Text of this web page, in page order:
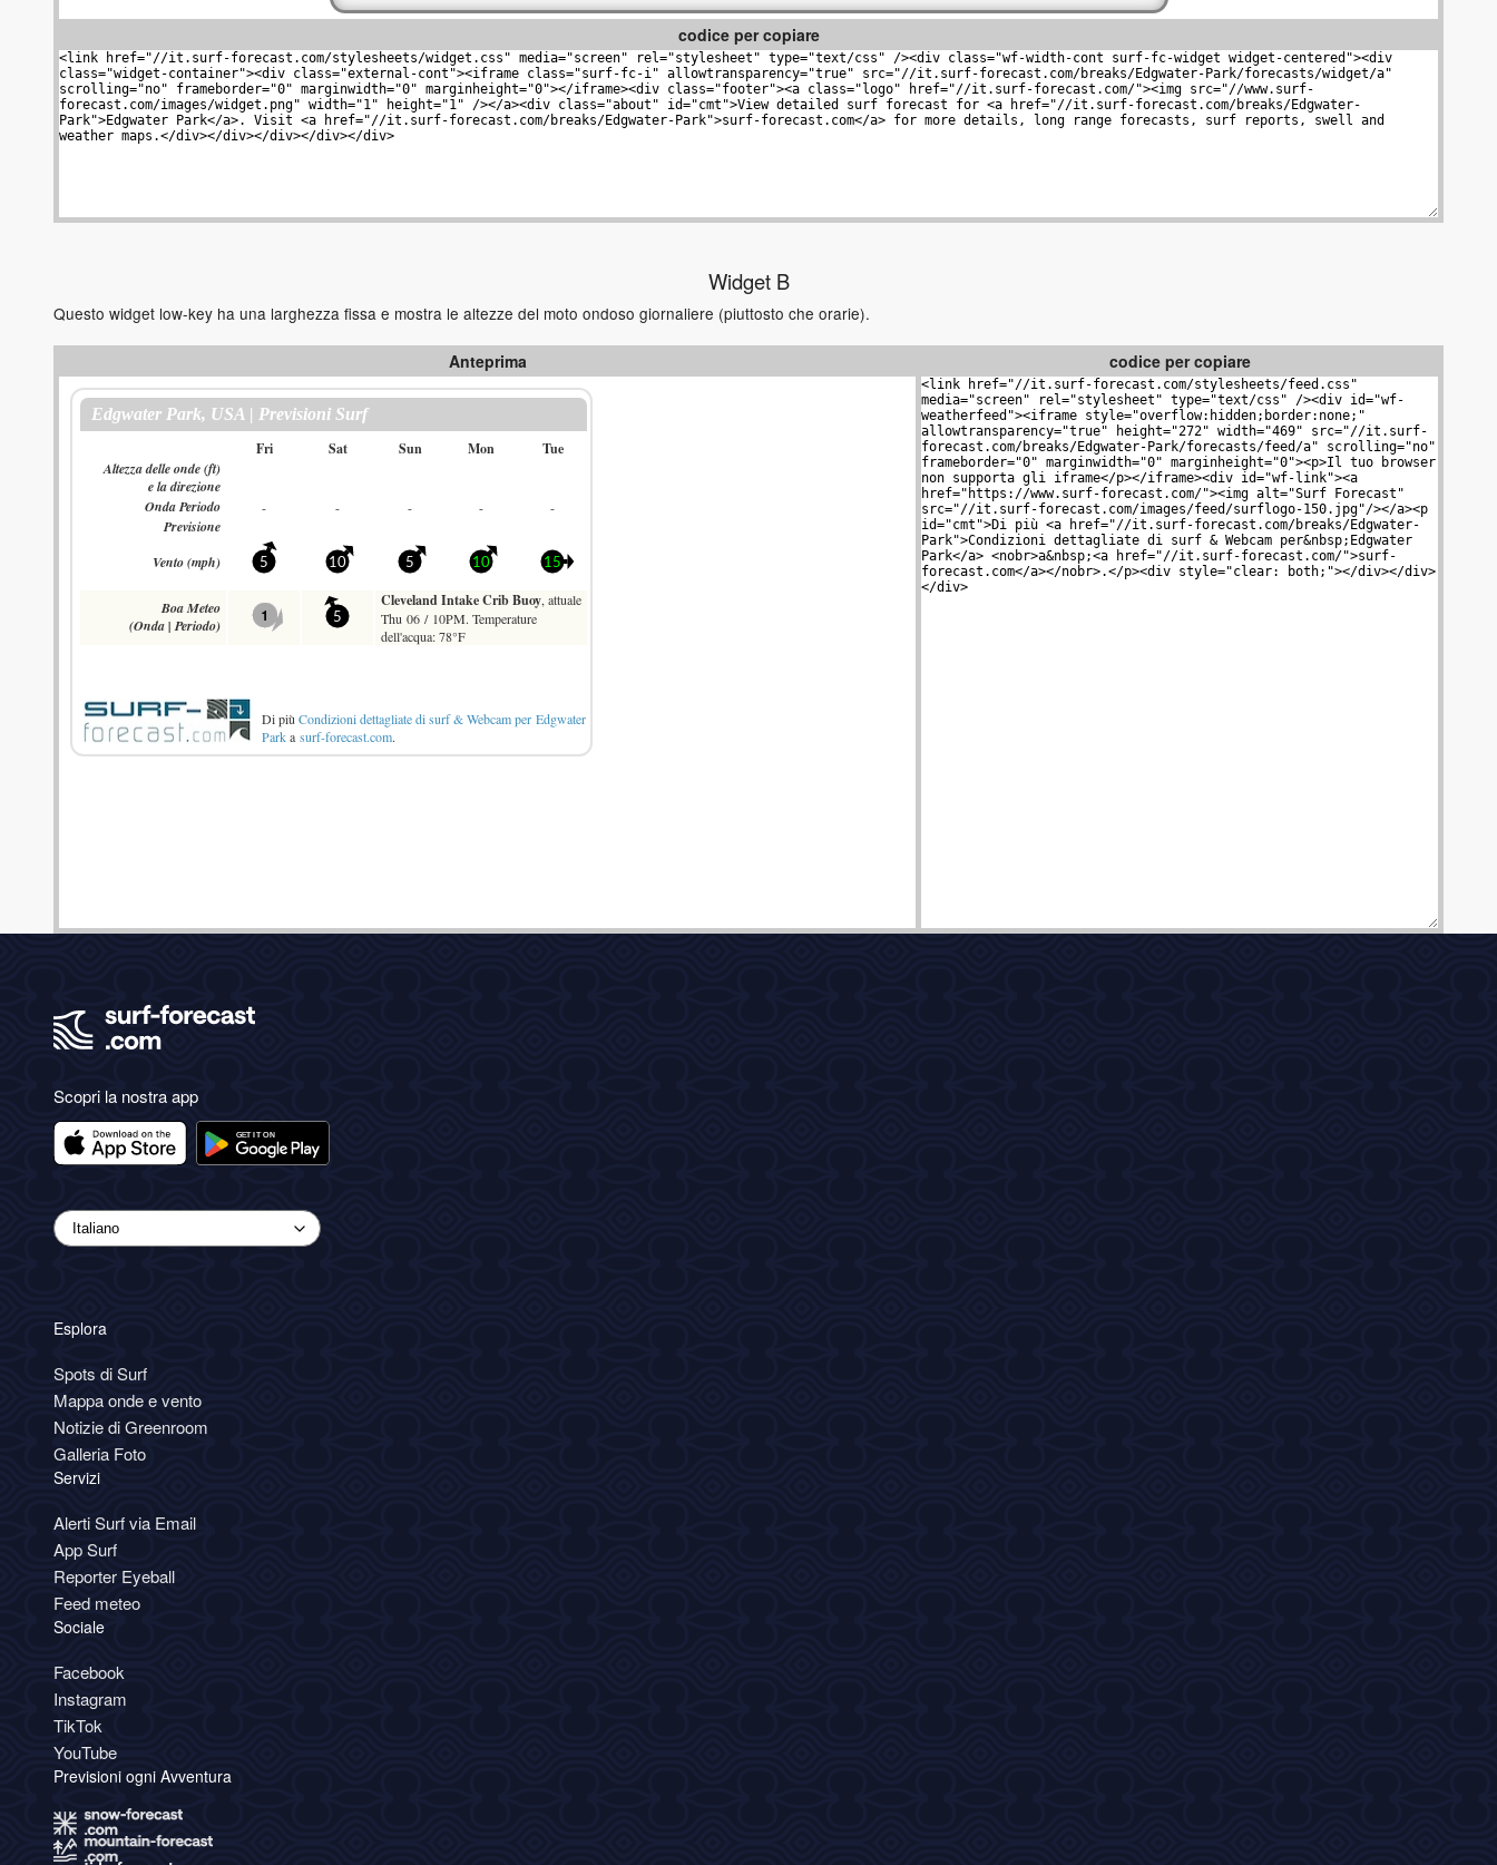
codice per copiare
Widget B
Questo widget low-key ha una larghezza fissa e mostra le altezze del moto ondoso giornaliere (piuttosto che orarie).
Anteprima codice per copiare
Di più Condizioni dettagliate di surf & Webcam per Edgwater
Parka surf-forecast.com.
Scopri la nostra app
Esplora
Spots di Surf
Mappa onde e vento
Notizie di Greenroom
Galleria Foto
Servizi
Alerti Surf via Email
App Surf
Reporter Eyeball
Feed meteo
Sociale
Facebook
Instagram
TikTok
YouTube
Previsioni ogni Avventura